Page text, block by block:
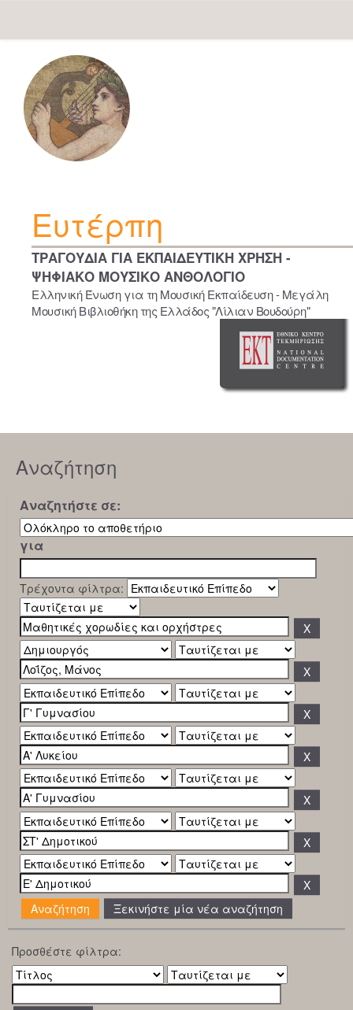
navigation
Ευτέρπη
ΤΡΑΓΟΥΔΙΑ ΓΙΑ ΕΚΠΑΙΔΕΥΤΙΚΗ ΧΡΗΣΗ -
ΨΗΦΙΑΚΟ ΜΟΥΣΙΚΟ ΑΝΘΟΛΟΓΙΟ
Ελληνική Ένωση για τη Μουσική Εκπαίδευση - Μεγάλη
Μουσική Βιβλιοθήκη της Ελλάδος "Λίλιαν Βουδούρη"
Αναζήτηση
Αναζητήστε σε:
για
Τρέχοντα φίλτρα:
Ξεκινήστε μία νέα αναζήτηση
Προσθέστε φίλτρα: